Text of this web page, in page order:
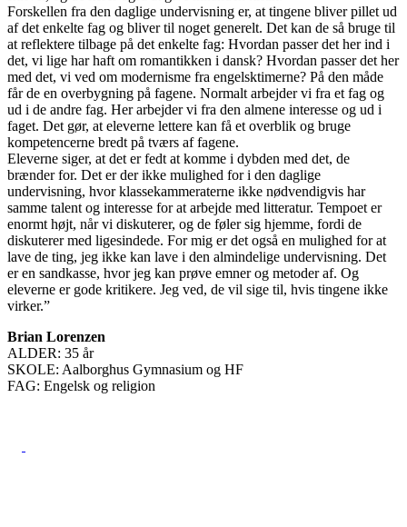
Forskellen fra den daglige undervisning er, at tingene bliver pillet ud
af det enkelte fag og bliver til noget generelt. Det kan de så bruge til
at reflektere tilbage på det enkelte fag: Hvordan passer det her ind i
det, vi lige har haft om romantikken i dansk? Hvordan passer det her
med det, vi ved om modernisme fra engelsktimerne? På den måde
får de en overbygning på fagene. Normalt arbejder vi fra et fag og
ud i de andre fag. Her arbejder vi fra den almene interesse og ud i
faget. Det gør, at eleverne lettere kan få et overblik og bruge
kompetencerne bredt på tværs af fagene.
Eleverne siger, at det er fedt at komme i dybden med det, de
brænder for. Det er der ikke mulighed for i den daglige
undervisning, hvor klassekammeraterne ikke nødvendigvis har
samme talent og interesse for at arbejde med litteratur. Tempoet er
enormt højt, når vi diskuterer, og de føler sig hjemme, fordi de
diskuterer med ligesindede. For mig er det også en mulighed for at
lave de ting, jeg ikke kan lave i den almindelige undervisning. Det
er en sandkasse, hvor jeg kan prøve emner og metoder af. Og
eleverne er gode kritikere. Jeg ved, de vil sige til, hvis tingene ikke
virker.”
Brian Lorenzen
ALDER: 35 år
SKOLE: Aalborghus Gymnasium og HF
FAG: Engelsk og religion